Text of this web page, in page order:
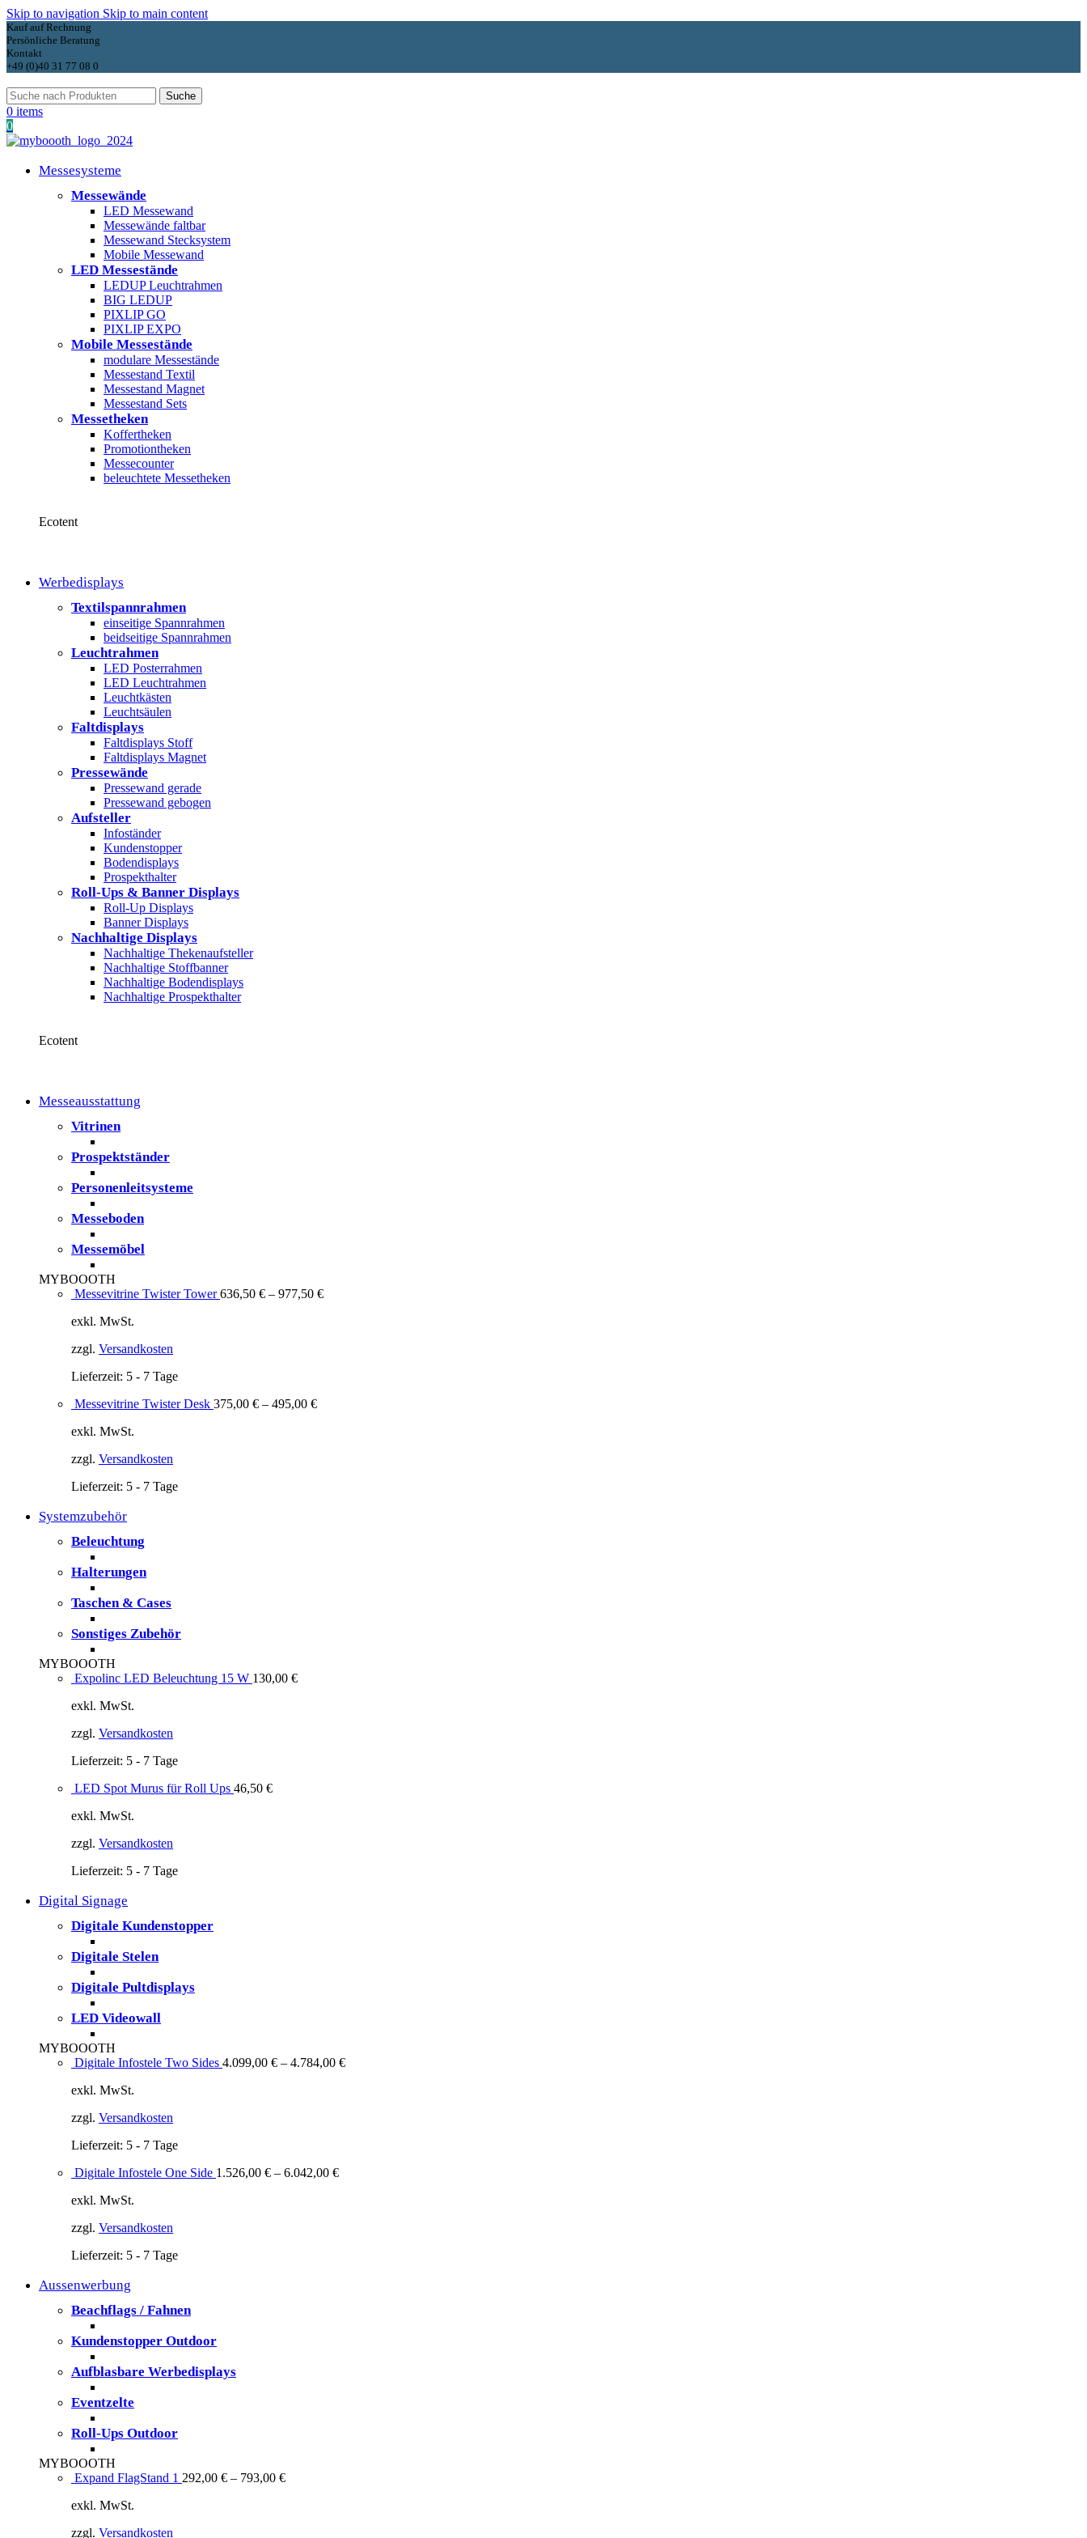
Skip to navigation Skip to main content
Kauf auf Rechnung
Persönliche Beratung
Kontakt
+49 (0)40 31 77 08 0
Suche
0 items
0
Messesysteme
Messewände
LED Messewand
Messewände faltbar
Messewand Stecksystem
Mobile Messewand
LED Messestände
LEDUP Leuchtrahmen
BIG LEDUP
PIXLIP GO
PIXLIP EXPO
Mobile Messestände
modulare Messestände
Messestand Textil
Messestand Magnet
Messestand Sets
Messetheken
Koffertheken
Promotiontheken
Messecounter
beleuchtete Messetheken
Ecotent
Werbedisplays
Textilspannrahmen
einseitige Spannrahmen
beidseitige Spannrahmen
Leuchtrahmen
LED Posterrahmen
LED Leuchtrahmen
Leuchtkästen
Leuchtsäulen
Faltdisplays
Faltdisplays Stoff
Faltdisplays Magnet
Pressewände
Pressewand gerade
Pressewand gebogen
Aufsteller
Infoständer
Kundenstopper
Bodendisplays
Prospekthalter
Roll-Ups & Banner Displays
Roll-Up Displays
Banner Displays
Nachhaltige Displays
Nachhaltige Thekenaufsteller
Nachhaltige Stoffbanner
Nachhaltige Bodendisplays
Nachhaltige Prospekthalter
Ecotent
Messeausstattung
Vitrinen
Prospektständer
Personenleitsysteme
Messeboden
Messemöbel
MYBOOOTH
Messevitrine Twister Tower636,50 € – 977,50 €
exkl. MwSt.
zzgl. Versandkosten
Lieferzeit: 5 - 7 Tage
Messevitrine Twister Desk 375,00 € – 495,00 €
exkl. MwSt.
zzgl. Versandkosten
Lieferzeit: 5 - 7 Tage
Systemzubehör
Beleuchtung
Halterungen
Taschen & Cases
Sonstiges Zubehör
MYBOOOTH
Expolinc LED Beleuchtung 15 W 130,00 €
exkl. MwSt.
zzgl. Versandkosten
Lieferzeit: 5 - 7 Tage
LED Spot Murus für Roll Ups 46,50 €
exkl. MwSt.
zzgl. Versandkosten
Lieferzeit: 5 - 7 Tage
Digital Signage
Digitale Kundenstopper
Digitale Stelen
Digitale Pultdisplays
LED Videowall
MYBOOOTH
Digitale Infostele Two Sides 4.099,00 € – 4.784,00 €
exkl. MwSt.
zzgl. Versandkosten
Lieferzeit: 5 - 7 Tage
Digitale Infostele One Side 1.526,00 € – 6.042,00 €
exkl. MwSt.
zzgl. Versandkosten
Lieferzeit: 5 - 7 Tage
Aussenwerbung
Beachflags / Fahnen
Kundenstopper Outdoor
Aufblasbare Werbedisplays
Eventzelte
Roll-Ups Outdoor
MYBOOOTH
Expand FlagStand 1 292,00 € – 793,00 €
exkl. MwSt.
zzgl. Versandkosten